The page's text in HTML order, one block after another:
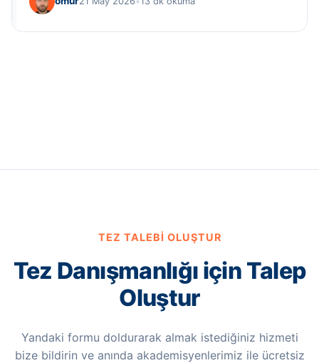
TEZ TALEBI OLUŞTUR
Tez Danışmanlığı için Talep
Oluştur
Yandaki formu doldurarak almak istediğiniz hizmeti
bize bildirin ve anında akademisyenlerimiz ile ücretsiz